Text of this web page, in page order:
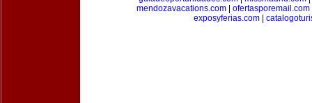
mendozavacations.com
ofertasporemail.com
exposyferias.com|